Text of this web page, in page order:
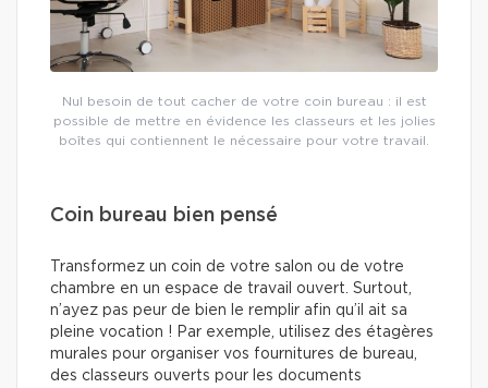
Nul besoin de tout cacher de votre coin bureau : il est
possible de mettre en évidence les classeurs et les jolies
boîtes qui contiennent le nécessaire pour votre travail.
Coin bureau bien pensé
Transformez un coin de votre salon ou de votre
chambre en un espace de travail ouvert. Surtout,
n’ayez pas peur de bien le remplir afin qu’il ait sa
pleine vocation ! Par exemple, utilisez des étagères
murales pour organiser vos fournitures de bureau,
des classeurs ouverts pour les documents